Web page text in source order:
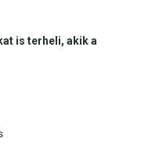
is terheli, akik a